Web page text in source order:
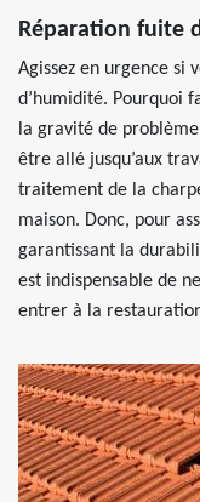
Réparation fuite
Agissez en urgence si
d’humidité. Pourquoi
la gravité de
être allé jusqu’aux
traitement de la
maison. Donc, pour
garantissant la
est indispensable de
entrer à la